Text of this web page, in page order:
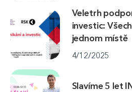
Veletrh
investic:
jednom místě
4/12/2025
Slavíme 5 let